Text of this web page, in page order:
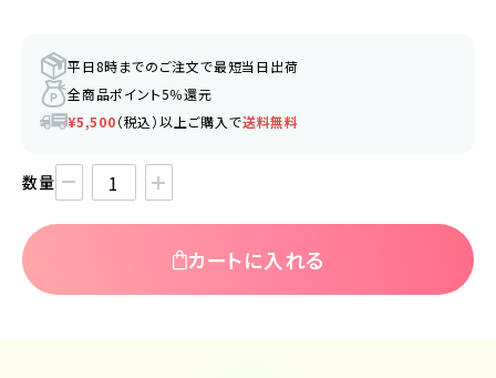
平日8時までのご注文で最短当日出荷
全商品ポイント5％還元
¥5,500（税込）以上ご購入で送料無料
数量
カートに入れる